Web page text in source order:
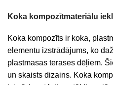
Koka kompozītmateriālu
Koka kompozīts ir koka,
elementu izstrādājums, ko
plastmasas terases dēļiem.
un skaists dizains. Koka